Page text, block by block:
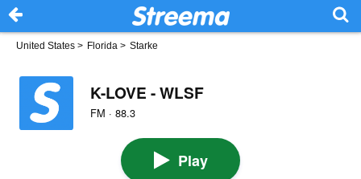
United States > Florida > Starke
K-LOVE - WLSF
FM · 88.3
Play